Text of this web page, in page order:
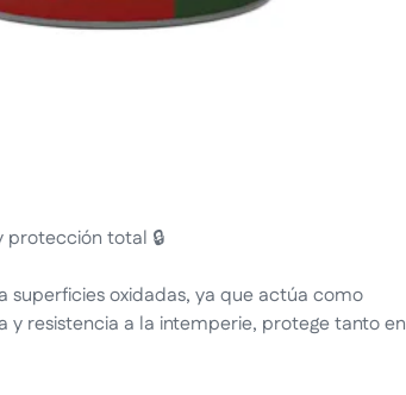
protección total 🔒
superficies oxidadas, ya que actúa como
resistencia a la intemperie, protege tanto en